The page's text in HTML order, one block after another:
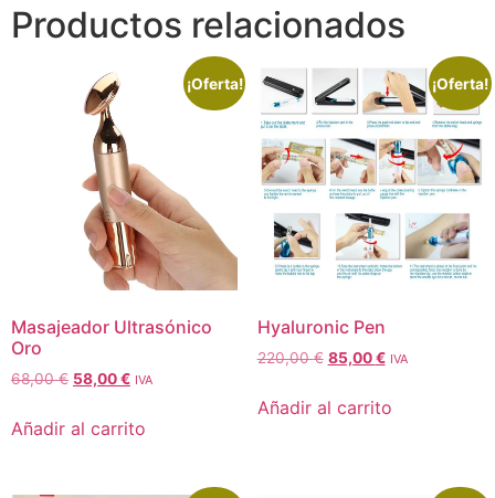
Productos relacionados
¡Oferta!
Masajeador Ultrasónico
Oro
68,00€ 58,00€ IVA
Añadir al carrito
¡Oferta!
Hyaluronic Pen
220,00€ 85,00€ IVA
Añadir al carrito